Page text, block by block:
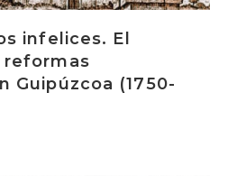
infelices. El
Guipúzcoa (1750-